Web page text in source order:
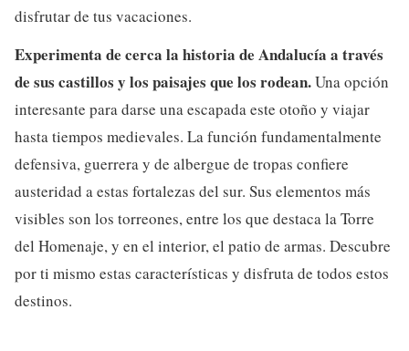
disfrutar de tus vacaciones.
Experimenta de cerca la historia de Andalucía a través
de sus castillos y los paisajes que los rodean.Una opción
interesante para darse una escapada este otoño y viajar
hasta tiempos medievales. La función fundamentalmente
defensiva, guerrera y de albergue de tropas confiere
austeridad a estas fortalezas del sur. Sus elementos más
visibles son los torreones, entre los que destaca la Torre
del Homenaje, y en el interior, el patio de armas. Descubre
por ti mismo estas características y disfruta de todos estos
destinos.